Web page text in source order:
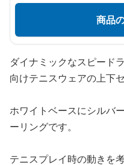
商品
ダイナミックなスピード
向けテニスウェアの上下セ
ホワイトベースにシルバ
ーリングです。
テニスプレイ時の動きを